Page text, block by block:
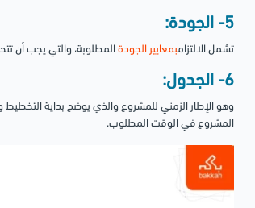
5- الجودة:
تشمل الالتزامبمعايير الجودة المطلوبة، والتي يجب أن
6- الجدول:
وهو الإطار الزمني للمشروع والذي يوضح بداية التخطيط
المشروع في الوقت المطلوب.